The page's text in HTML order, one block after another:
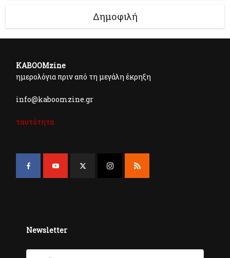
Δημοφιλή
KABOOMzine
ημερολόγια πριν από τη μεγάλη έκρηξη
info@kaboomzine.gr
ταυτότητα
Newsletter